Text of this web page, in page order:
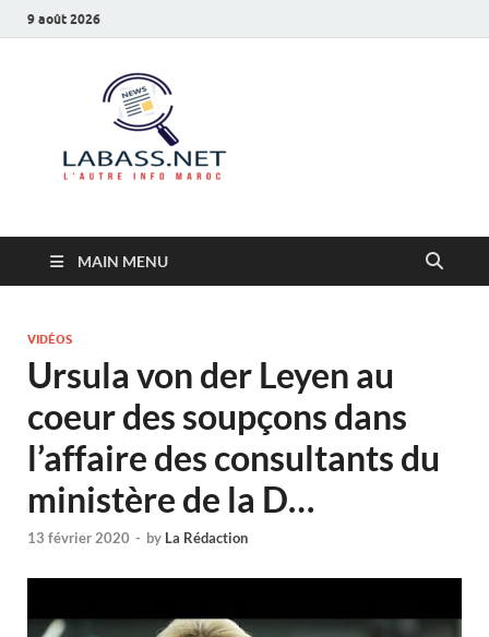
9 août 2026
MAIN MENU
VIDÉOS
Ursula von der Leyen au
coeur des soupçons dans
l’affaire des consultants du
ministère de la D…
13 février 2020 - by La Rédaction